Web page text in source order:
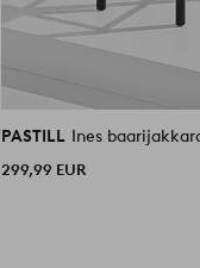
PASTILL Ines
299,99 EUR